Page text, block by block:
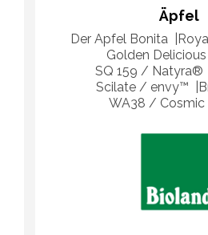
Äpfel
Der Apfel Bonita
Golden
SQ 159 / Natyra®
Scilate / envy™
WA38 / Cosmic